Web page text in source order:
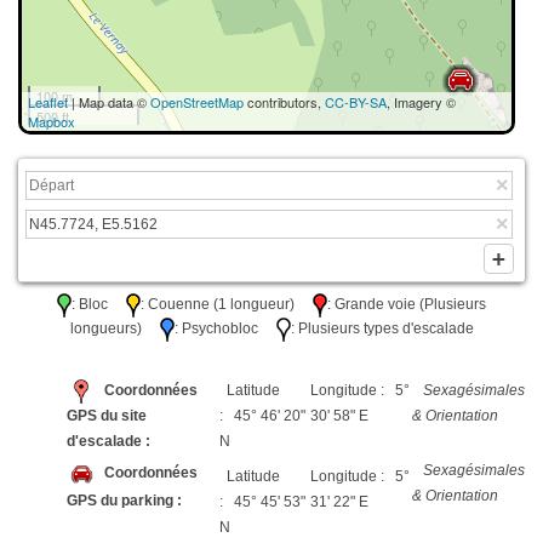
100 m
500 ft
Leaflet| Map data ©OpenStreetMapcontributors, CC-BY-SA, Imagery ©
Mapbox
: Bloc : Couenne (1 longueur)
: Grande voie (Plusieurs
longueurs)
: Psychobloc : Plusieurs types d'escalade
Coordonnées
GPS du site
d'escalade :
Latitude
: 45° 46' 20"
N
Longitude : 5°
30' 58" E
Sexagésimales
& Orientation
Coordonnées
GPS du parking :
Latitude
: 45° 45' 53"
N
Longitude : 5°
31' 22" E
Sexagésimales
& Orientation